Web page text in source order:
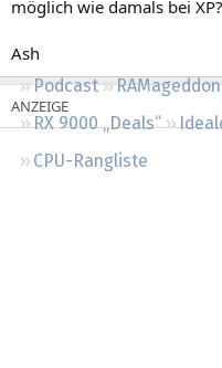
Podcast RAMageddon
RX 9000 „Deals“
CPU-Rangliste
möglich wie damals bei
Ash